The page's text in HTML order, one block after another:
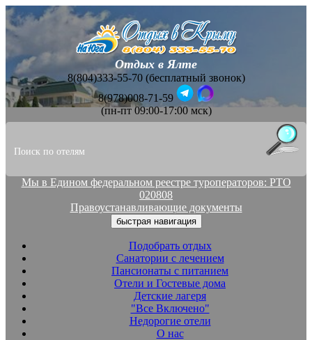
Отдых в Ялте
8(804)333-55-70 (бесплатный звонок)
8(978)008-71-59
(пн-пт 09:00-17:00 мск)
Мы в Едином федеральном реестре туроператоров: РТО
020808
Правоустанавливающие документы
быстрая навигация
Подобрать отдых
Санатории с лечением
Пансионаты с питанием
Отели и Гостевые дома
Детские лагеря
"Все Включено"
Недорогие отели
О нас